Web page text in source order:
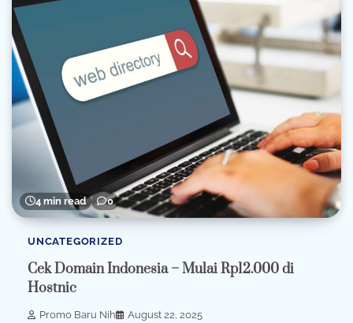
4 min read 0
UNCATEGORIZED
Cek Domain Indonesia – Mulai Rp12.000 di
Hostnic
Promo Baru Nih August 22, 2025